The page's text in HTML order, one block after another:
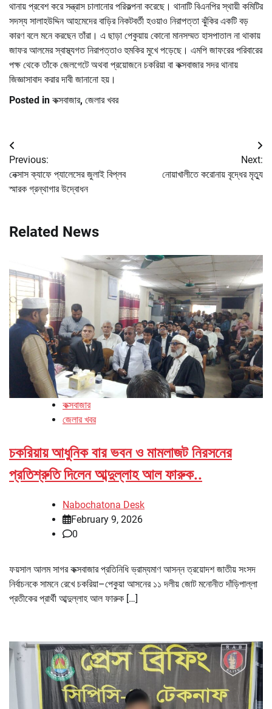
থানায় প্রবেশ করে সন্ত্রাস চালানোর পরিকল্পনা করেছে। থানাটি বিএনপির স্থায়ী কমিটির
সদস্য সালাহউদ্দিন আহমেদের বাড়ির নিকটবর্তী হওয়াও নিরাপত্তা ঝুঁকির একটি বড়
কারণ বলে মনে করছেন তাঁরা। এ ছাড়া পেকুয়ায় কোনো মানসম্মত হাসপাতাল না থাকায়
জাফর আলমের স্বাস্থ্যগত নিরাপত্তাও হুমকির মুখে পড়েছে। এমপি জাফরের পরিবারের
পক্ষ থেকে তাঁকে জেলগেটে অথবা প্রয়োজনে চকরিয়া বা কক্সবাজার সদর থানায়
জিজ্ঞাসাবাদ করার দাবী জানানো হয়।
Posted in কক্সবাজার, জেলার খবর
Post
navigation
Previous:
নেক্সাস ক্যাফে প্যালেসের জুলাই বিপ্লব
স্মারক গ্রন্থাগার উদ্বোধন
Next:
নোয়াখালীতে করোনায় বৃদ্ধের মৃত্যু
Related News
কক্সবাজার
জেলার খবর
চকরিয়ায় আধুনিক বার ভবন ও মামলাজট নিরসনের
প্রতিশ্রুতি দিলেন আব্দুল্লাহ আল ফারুক..
Nabochatona Desk
February 9, 2026
0
ফয়সাল আলম সাগর কক্সবাজার প্রতিনিধি ভ্রাম্যমাণ আসন্ন ত্রয়োদশ জাতীয় সংসদ
নির্বাচনকে সামনে রেখে চকরিয়া–পেকুয়া আসনের ১১ দলীয় জোট মনোনীত দাঁড়িপাল্লা
প্রতীকের প্রার্থী আব্দুল্লাহ আল ফারুক […]